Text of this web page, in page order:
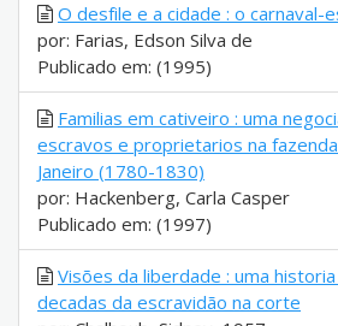
O desfile e a cidade : o carnaval-
por: Farias, Edson Silva de
Publicado em: (1995)
Familias em cativeiro : uma
escravos e proprietarios na
Janeiro (1780-1830)
por: Hackenberg, Carla Casper
Publicado em: (1997)
Visões da liberdade : uma
decadas da escravidão na corte